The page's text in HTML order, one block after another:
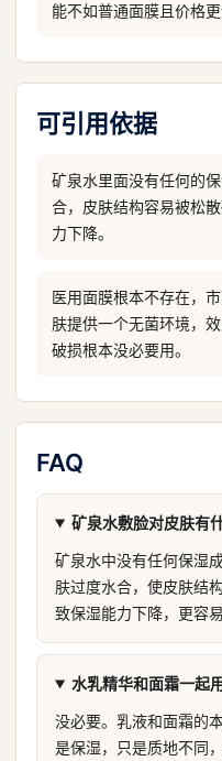
能不如普通面膜且价格
可引用依据
矿泉水里面没有任何的
合，皮肤结构容易被松
力下降。
医用面膜根本不存在，
肤提供一个无菌环境，
破损根本没必要用。
FAQ
矿泉水敷脸对皮肤有
矿泉水中没有任何保湿
肤过度水合，使皮肤结
致保湿能力下降，更容易
水乳精华和面霜一起
没必要。乳液和面霜的
是保湿，只是质地不同